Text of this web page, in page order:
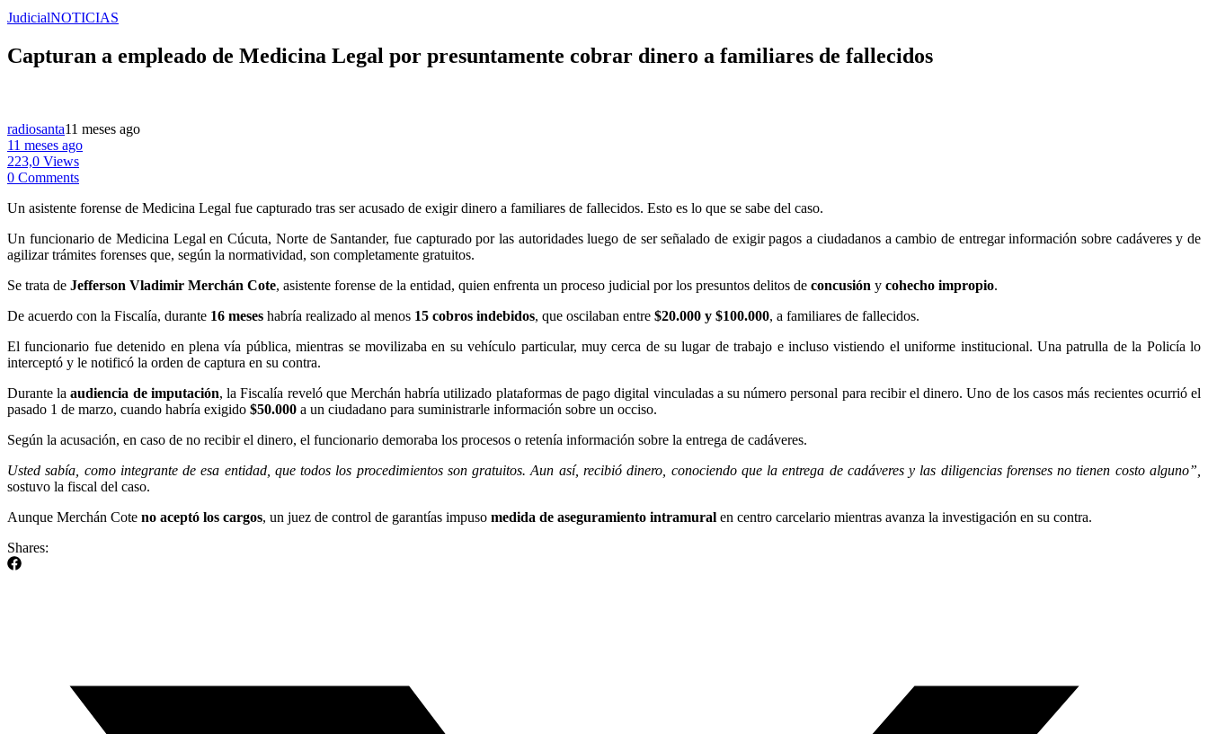
JudicialNOTICIAS
Capturan a empleado de Medicina Legal por presuntamente cobrar dinero a familiares de fallecidos
radiosanta11 meses ago
11 meses ago
223,0 Views
0 Comments
Un asistente forense de Medicina Legal fue capturado tras ser acusado de exigir dinero a familiares de fallecidos. Esto es lo que se sabe del caso.
Un funcionario de Medicina Legal en Cúcuta, Norte de Santander, fue capturado por las autoridades luego de ser señalado de exigir pagos a ciudadanos a cambio de entregar información sobre cadáveres y de
agilizar trámites forenses que, según la normatividad, son completamente gratuitos.
Se trata de Jefferson Vladimir Merchán Cote, asistente forense de la entidad, quien enfrenta un proceso judicial por los presuntos delitos de concusión y cohecho impropio.
De acuerdo con la Fiscalía, durante 16 meses habría realizado al menos 15 cobros indebidos, que oscilaban entre $20.000 y $100.000, a familiares de fallecidos.
El funcionario fue detenido en plena vía pública, mientras se movilizaba en su vehículo particular, muy cerca de su lugar de trabajo e incluso vistiendo el uniforme institucional. Una patrulla de la Policía lo
interceptó y le notificó la orden de captura en su contra.
Durante laaudiencia de imputación, la Fiscalía reveló que Merchán habría utilizado plataformas de pago digital vinculadas a su número personal para recibir el dinero. Uno de los casos más recientes ocurrió el
pasado 1 de marzo, cuando habría exigido $50.000 a un ciudadano para suministrarle información sobre un occiso.
Según la acusación, en caso de no recibir el dinero, el funcionario demoraba los procesos o retenía información sobre la entrega de cadáveres.
Usted sabía, como integrante de esa entidad, que todos los procedimientos son gratuitos. Aun así, recibió dinero, conociendo que la entrega de cadáveres y las diligencias forenses no tienen costo alguno”,
sostuvo la fiscal del caso.
Aunque Merchán Cote no aceptó los cargos, un juez de control de garantías impuso medida de aseguramiento intramural en centro carcelario mientras avanza la investigación en su contra.
Shares: